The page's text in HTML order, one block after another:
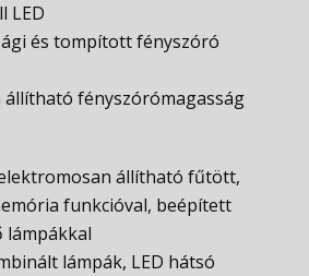
LED
és tompított fényszóró
állítható fényszórómagasság
állítható fűtött,
funkcióval, beépített
lámpákkal
lámpák, LED hátsó